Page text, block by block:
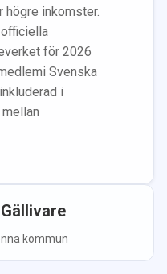
inkomster.
för 2026
i Svenska
i
Gällivare
kommun